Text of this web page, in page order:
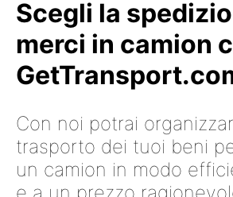
Scegli la
merci in camion
Con noi potrai
trasporto dei tuoi beni
un camion in modo
e a un prezzo